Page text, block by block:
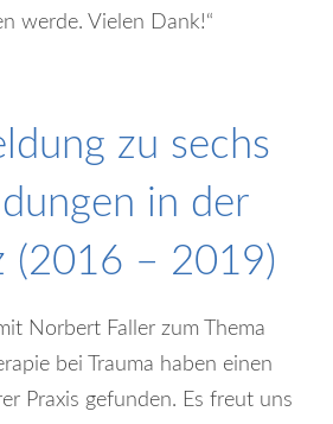
werde. Vielen Dank!“
zu sechs
in der
(2016 – 2019)
Norbert Faller zum Thema
bei Trauma haben einen
Praxis gefunden. Es freut uns